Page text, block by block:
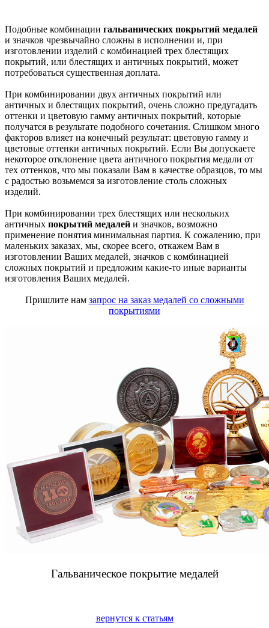
Подобные комбинации гальванических покрытий медалей
и значков чрезвычайно сложны в исполнении и, при
изготовлении изделий с комбинацией трех блестящих
покрытий, или блестящих и античных покрытий, может
потребоваться существенная доплата.
При комбинировании двух античных покрытий или
античных и блестящих покрытий, очень сложно предугадать
оттенки и цветовую гамму античных покрытий, которые
получатся в результате подобного сочетания. Слишком много
факторов влияет на конечный результат: цветовую гамму и
цветовые оттенки античных покрытий. Если Вы допускаете
некоторое отклонение цвета античного покрытия медали от
тех оттенков, что мы показали Вам в качестве образцов, то мы
с радостью возьмемся за изготовление столь сложных
изделий.
При комбинировании трех блестящих или нескольких
античных покрытий медалей и значков, возможно
применение понятия минимальная партия. К сожалению, при
маленьких заказах, мы, скорее всего, откажем Вам в
изготовлении Ваших медалей, значков с комбинацией
сложных покрытий и предложим какие-то иные варианты
изготовления Ваших медалей.
Пришлите нам запрос на заказ медалей со сложными
покрытиями
Гальваническое покрытие медалей
вернутся к статьям